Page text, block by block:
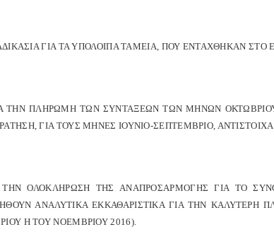
ΓΙΑ ΤΑ ΥΠΟΛΟΙΠΑ ΤΑΜΕΙΑ, ΠΟΥ ΕΝΤΑΧΘΗΚΑΝ
ΤΗΝ ΠΛΗΡΩΜΗ ΤΩΝ ΣΥΝΤΑΞΕΩΝ ΤΩΝ ΜΗΝΩΝ
ΓΙΑ ΤΟΥΣ ΜΗΝΕΣ ΙΟΥΝΙΟ-ΣΕΠΤΕΜΒΡΙΟ,
ΟΛΟΚΛΗΡΩΣΗ ΤΗΣ ΑΝΑΠΡΟΣΑΡΜΟΓΗΣ ΓΙΑ ΤΟ
ΑΝΑΛΥΤΙΚΑ ΕΚΚΑΘΑΡΙΣΤΙΚΑ ΓΙΑ ΤΗΝ
Η ΤΟΥ ΝΟΕΜΒΡΙΟΥ 2016).